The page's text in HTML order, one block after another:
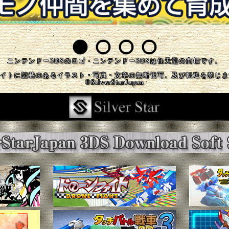
ニンテンドー3DSのロゴ・ニンテンドー3DSは任天堂の商標です。
トに記載のあるイラスト・写真・文章の無断複写、及び転送を禁じ
©SilverStarJapan